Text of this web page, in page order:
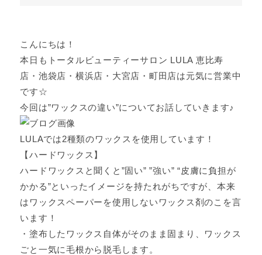
こんにちは！
本日もトータルビューティーサロン LULA 恵比寿
店・池袋店・横浜店・大宮店・町田店は元気に営業中
です☆
今回は”ワックスの違い”についてお話していきます♪
LULAでは2種類のワックスを使用しています！
【ハードワックス】
ハードワックスと聞くと”固い” ”強い” “皮膚に負担が
かかる”といったイメージを持たれがちですが、本来
はワックスペーパーを使用しないワックス剤のこを言
います！
・塗布したワックス自体がそのまま固まり、ワックス
ごと一気に毛根から脱毛します。